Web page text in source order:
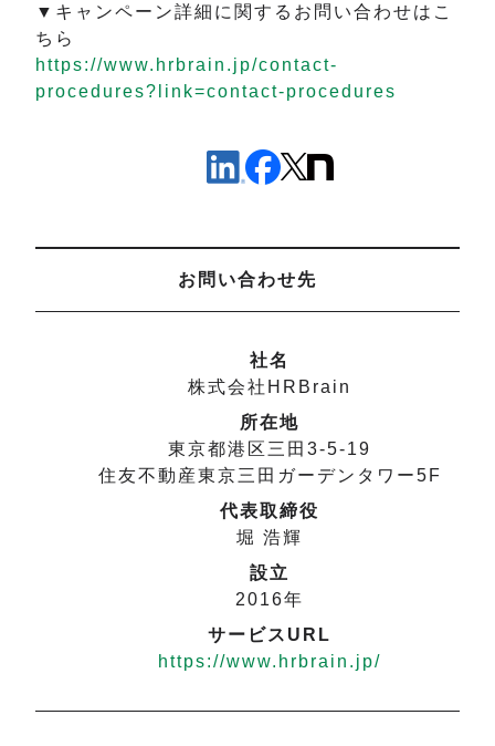
▼キャンペーン詳細に関するお問い合わせはこ
ちら
https://www.hrbrain.jp/contact-
procedures?link=contact-procedures
お問い合わせ先
社名
株式会社HRBrain
所在地
東京都港区 三田 3-5-19
住友不動産東京三田ガーデンタワー5F
代表取締役
堀 浩輝
設立
2016年
サービスURL
https://www.hrbrain.jp/